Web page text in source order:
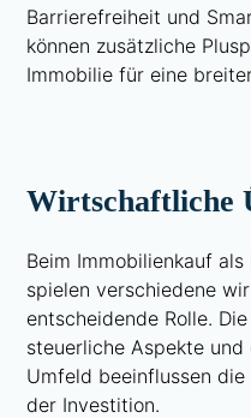
Barrierefreiheit und
können zusätzliche
Immobilie für eine
Wirtschaftliche
Beim Immobilienkauf
spielen verschiedene
entscheidende Rolle.
steuerliche Aspekte
Umfeld beeinflussen
der Investition.